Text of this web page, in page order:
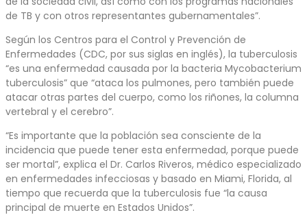
de TB y con otros representantes gubernamentales”.
Según los Centros para el Control y Prevención de
Enfermedades (CDC, por sus siglas en inglés), la tuberculosis
“es una enfermedad causada por la bacteria Mycobacterium
tuberculosis” que “ataca los pulmones, pero también puede
atacar otras partes del cuerpo, como los riñones, la columna
vertebral y el cerebro”.
“Es importante que la población sea consciente de la
incidencia que puede tener esta enfermedad, porque puede
ser mortal”, explica el Dr. Carlos Riveros, médico especializado
en enfermedades infecciosas y basado en Miami, Florida, al
tiempo que recuerda que la tuberculosis fue “la causa
principal de muerte en Estados Unidos”.